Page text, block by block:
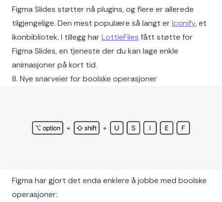
Figma Slides støtter nå plugins, og flere er allerede
tilgjengelige. Den mest populære så langt erIconify, et
ikonbibliotek. I tillegg harLottieFiles fått støtte for
Figma Slides, en tjeneste der du kan lage enkle
animasjoner på kort tid.
8. Nye snarveier for boolske operasjoner
Figma har gjort det enda enklere å jobbe med boolske
operasjoner: